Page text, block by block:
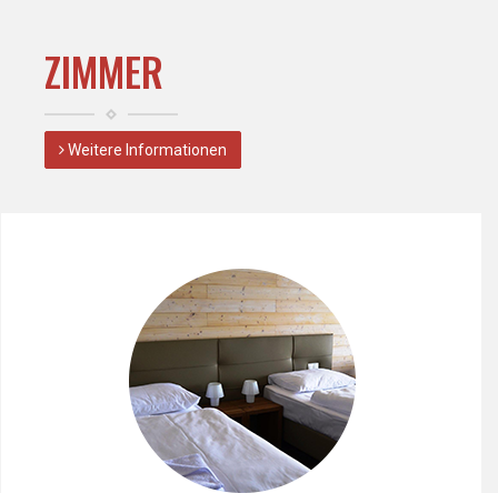
ZIMMER
Weitere Informationen